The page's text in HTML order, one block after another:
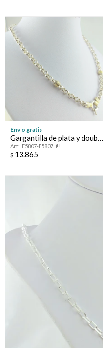
Envío gratis
Gargantilla de plata y double
en oro 18 ktes, Rolo
F5807-F5807
$ 13.865